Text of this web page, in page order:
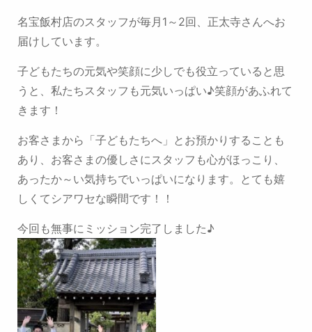
名宝飯村店のスタッフが毎月1～2回、正太寺さんへお
届けしています。
子どもたちの元気や笑顔に少しでも役立っていると思
うと、 私たちスタッフも元気いっぱい♪笑顔があふれて
きます！
お客さまから「子どもたちへ」とお預かりすることも
あり、 お客さまの優しさにスタッフも心がほっこり、
あったか～い気持ちでいっぱいになります。
とても嬉
しくてシアワセな瞬間です！！
今回も無事にミッション完了しました♪